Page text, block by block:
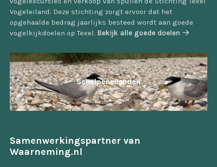
Vogeleiland. Deze stichting zorgt ervoor dat het
opgehaalde bedrag jaarlijks besteed wordt aan goede
vogelkijkdoelen op Texel. Bekijk alle goede doelen
Schelpeneilanden
Samenwerkingspartner van
Waarneming.nl